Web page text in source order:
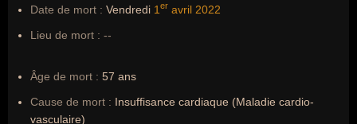
Date de mort : Vendredi 1 er avril 2022
Lieu de mort : --
Âge de mort : 57 ans
Cause de mort : Insuffisance cardiaque (Maladie cardio-
vasculaire)